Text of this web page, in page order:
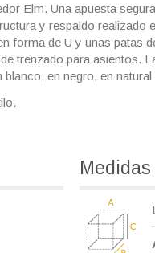
Elm. Una apuesta
y respaldo
forma de U y unas patas
trenzado para asientos.
en negro, en
Medidas